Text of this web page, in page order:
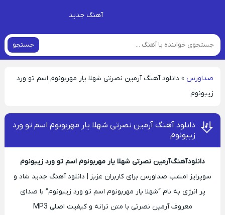
آهنگ جدید
جستجو
صداورس » دانلود آهنگ آرمین نصرتی شهلا یار مهربونوم اسم تو ورد
زیبونوم
دانلود آهنگ آرمین نصرتی شهلا یار مهربونوم اسم تو ورد
زیبونوم
دانلود آهنگ آرمین نصرتی شهلا یار مهربونوم اسم تو ورد زیبونوم
سوپرایز امشب صداورس برای کاربران عزیز | دانلود آهنگ جدید شاد و
پر انرژی به نام “شهلا یار مهربونوم اسم تو ورد زیبونوم” با صدای
معروف آرمین نصرتی با متن ترانه و کیفیت اصلی MP3